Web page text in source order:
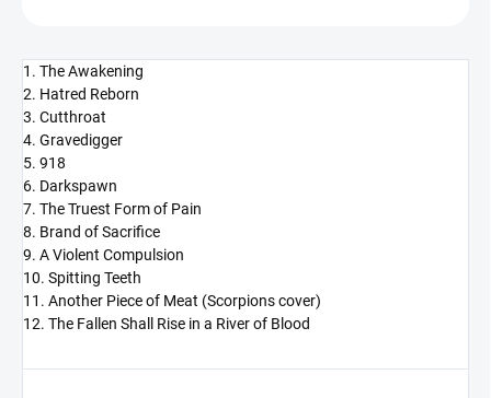
1. The Awakening
2. Hatred Reborn
3. Cutthroat
4. Gravedigger
5. 918
6. Darkspawn
7. The Truest Form of Pain
8. Brand of Sacrifice
9. A Violent Compulsion
10. Spitting Teeth
11. Another Piece of Meat (Scorpions cover)
12. The Fallen Shall Rise in a River of Blood